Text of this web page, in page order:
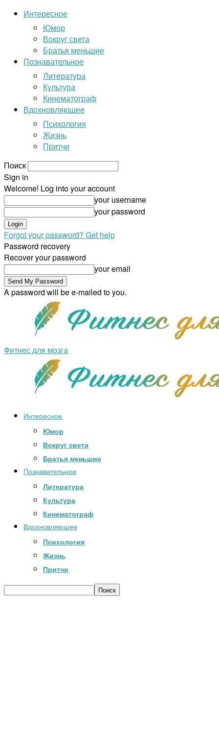
Интересное
Юмор
Вокруг света
Братья меньшие
Познавательное
Литература
Культура
Кинематограф
Вдохновляющее
Психология
Жизнь
Притчи
Поиск
Sign in
Welcome! Log into your account
your username
your password
Forgot your password? Get help
Password recovery
Recover your password
your email
A password will be e-mailed to you.
Фитнес для мозга
Интересное
Юмор
Вокруг света
Братья меньшие
Познавательное
Литература
Культура
Кинематограф
Вдохновляющее
Психология
Жизнь
Притчи